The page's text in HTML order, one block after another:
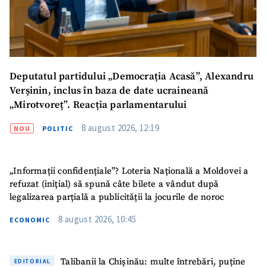
Deputatul partidului „Democrația Acasă”, Alexandru
Verșinin, inclus în baza de date ucraineană
„Mirotvoreț”. Reacția parlamentarului
NOU POLITIC 8 august 2026, 12:19
„Informații confidențiale”? Loteria Națională a Moldovei a
refuzat (inițial) să spună câte bilete a vândut după
legalizarea parțială a publicității la jocurile de noroc
ECONOMIC 8 august 2026, 10:45
EDITORIAL
Talibanii la Chișinău: multe întrebări, puține
Titlu știre
+ Adaugă titlu